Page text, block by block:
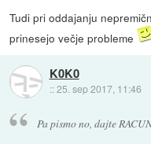
Tudi pri oddajanju
prinesejo večje probleme
K0K0
::25. sep 2017, 11:46
Pa pismo no, dajte